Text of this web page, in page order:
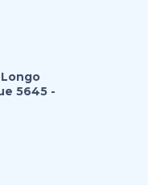
5645 -